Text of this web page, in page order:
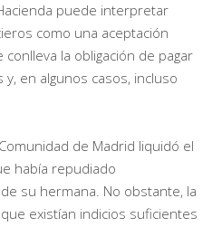
puede interpretar
como una aceptación
la obligación de pagar
en algunos casos, incluso
de Madrid liquidó el
había repudiado
su hermana. No obstante, la
existían indicios suficientes